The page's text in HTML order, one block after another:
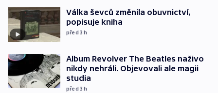
Válka ševců změnila obuvnictví,
popisuje kniha
před 3h
Album Revolver The Beatles naživo
nikdy nehráli. Objevovali ale magii
studia
před 3h